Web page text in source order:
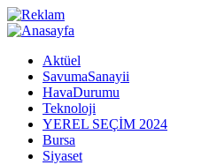
Aktüel
SavumaSanayii
HavaDurumu
Teknoloji
YEREL SEÇİM 2024
Bursa
Siyaset